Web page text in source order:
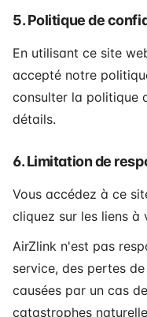
5. Politique de
En utilisant ce site
accepté notre
consulter la politique
détails.
6. Limitation de
Vous accédez à ce
cliquez sur les liens à
AirZlink n'est pas
service, des pertes
causées par un cas
catastrophes